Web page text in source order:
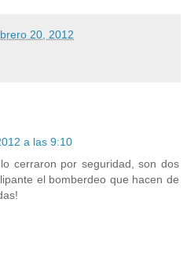
20, 2012
a las 9:10
cerraron por seguridad, son dos
el bomberdeo que hacen de